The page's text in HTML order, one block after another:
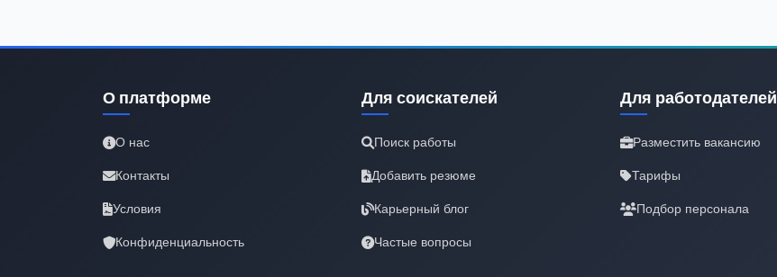
О платформе
О нас
Контакты
Условия
Конфиденциальность
Для соискателей
Поиск работы
Добавить резюме
Карьерный блог
Частые вопросы
Для работодателей
Разместить вакансию
Тарифы
Подбор персонала